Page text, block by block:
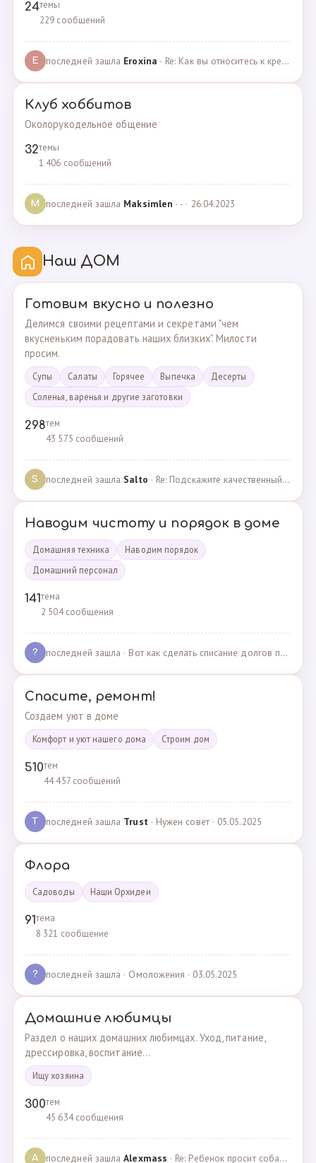
24темы
229 сообщений
E последней зашла Eroxina · Re: Как вы относитесь к кредитам? · 06.04.2025
Клуб хоббитов
Околорукодельное общение
32темы
1 406 сообщений
M последней зашла Maksimlen · - · 26.04.2023
Наш ДОМ
Готовим вкусно и полезно
Делимся своими рецептами и секретами "чем
вкусненьким порадовать наших близких". Милости
просим.
Супы Cалаты Горячее Выпечка
Десерты
Соленья, варенья и другие заготовки
298тем
43 575 сообщений
S последней зашла Salto · Re: Подскажите качественный и крепкий капсульный ко… · 01.09.2024
Наводим чистоту и порядок в доме
Домашняя техника
Наводим порядок
Домашний персонал
141тема
2 504 сообщения
? последней зашла · Вот как сделать списание долгов по жкх? · 02.05.2025
Спасите, ремонт!
Создаем уют в доме
Комфорт и уют нашего дома Cтроим дом
510тем
44 457 сообщений
T последней зашла Trust · Нужен совет · 05.05.2025
Флора
Садоводы Наши Орхидеи
91тема
8 321 сообщение
? последней зашла · Омоложения · 03.05.2025
Домашние любимцы
Раздел о наших домашних любимцах. Уход, питание,
дрессировка, воспитание...
Ищу хозяина
300тем
45 634 сообщения
A последней зашлаAlexmass · Re: Ребенок просит собаку, посоветуйте какую породу… · 30.03.2025